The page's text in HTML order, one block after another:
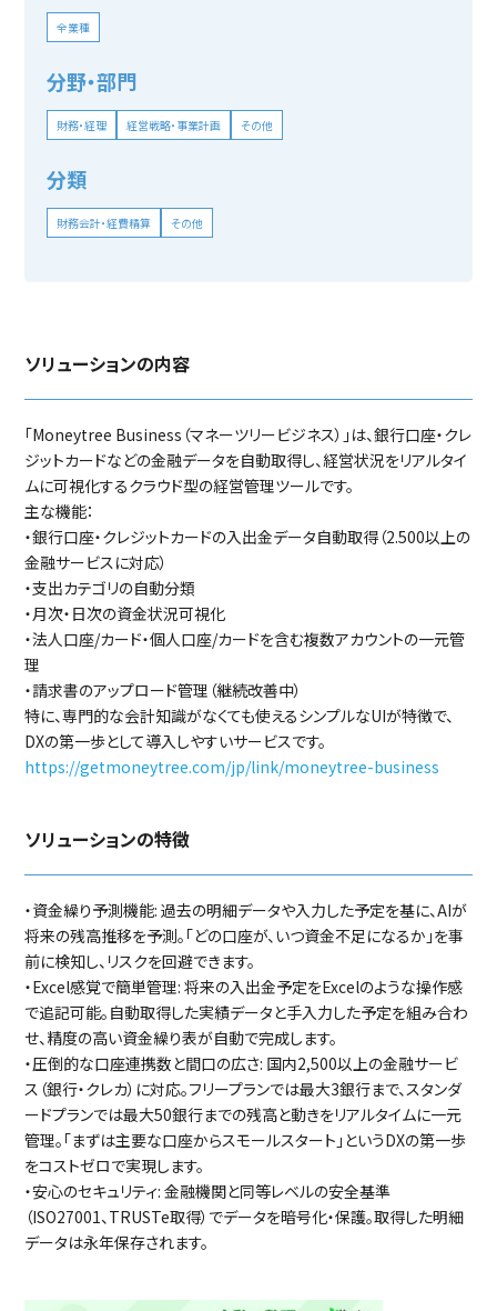
全業種
分野・部門
財務・経理 経営戦略・事業計画 その他
分類
財務会計・経費精算 その他
ソリューションの内容
「Moneytree Business（マネーツリービジネス）」は、銀行口座・クレ
ジットカードなどの金融データを自動取得し、経営状況をリアルタイ
ムに可視化するクラウド型の経営管理ツールです。
主な機能：
・銀行口座・クレジットカードの入出金データ自動取得（2.500以上の
金融サービスに対応）
・支出カテゴリの自動分類
・月次・日次の資金状況可視化
・法人口座/カード・個人口座/カードを含む複数アカウントの一元管
理
・請求書のアップロード管理（継続改善中）
特に、専門的な会計知識がなくても使えるシンプルなUIが特徴で、
DXの第一歩として導入しやすいサービスです。
https://getmoneytree.com/jp/link/moneytree-business
ソリューションの特徴
・資金繰り予測機能: 過去の明細データや入力した予定を基に、AIが
将来の残高推移を予測。「どの口座が、いつ資金不足になるか」を事
前に検知し、リスクを回避できます。
・Excel感覚で簡単管理: 将来の入出金予定をExcelのような操作感
で追記可能。自動取得した実績データと手入力した予定を組み合わ
せ、精度の高い資金繰り表が自動で完成します。
・圧倒的な口座連携数と間口の広さ: 国内2,500以上の金融サービ
ス（銀行・クレカ）に対応。フリープランでは最大3銀行まで、スタンダ
ードプランでは最大50銀行までの残高と動きをリアルタイムに一元
管理。「まずは主要な口座からスモールスタート」というDXの第一歩
をコストゼロで実現します。
・安心のセキュリティ: 金融機関と同等レベルの安全基準
（ISO27001、TRUSTe取得）でデータを暗号化・保護。取得した明細
データは永年保存されます。